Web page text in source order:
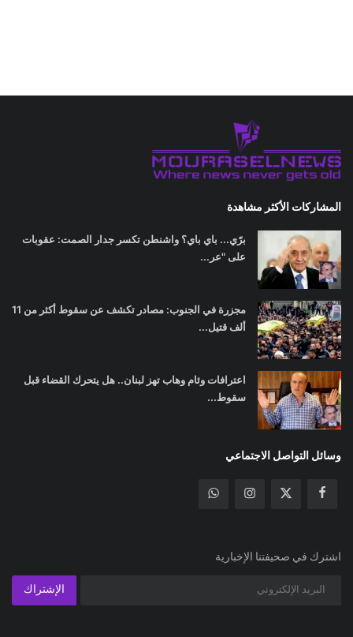
المشاركات الأكثر مشاهدة
برّي... باي باي؟ واشنطن تكسر جدار الصمت: عقوبات
على "عر...
مجزرة في الجنوب: مصادر تكشف عن سقوط أكثر من 11
ألف قتيل...
اعترافات وئام وهاب تهز لبنان.. هل يتحرك القضاء قبل
سقوط...
وسائل التواصل الاجتماعي
اشترك في صحيفتنا الإخبارية
الإشتراك